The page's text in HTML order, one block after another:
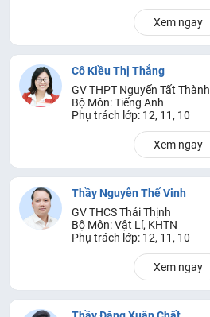
Xem ngay
Cô Kiều Thị Thắng
GV THPT Nguyến Tất Thành
Bộ Môn: Tiếng Anh
Phụ trách lớp: 12, 11, 10
Xem ngay
Thầy Nguyễn Thế Vinh
GV THCS Thái Thịnh
Bộ Môn: Vật Lí, KHTN
Phụ trách lớp: 12, 11, 10
Xem ngay